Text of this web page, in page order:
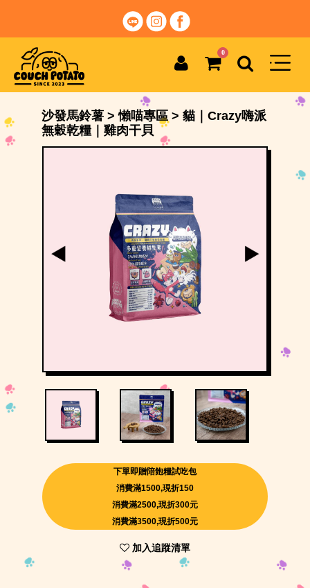
0
沙發馬鈴薯 > 懶喵專區 > 貓｜Crazy嗨派
無穀乾糧｜雞肉干貝
下單即贈陪飽糧試吃包
消費滿1500,現折150
消費滿2500,現折300元
消費滿3500,現折500元
加入追蹤清單